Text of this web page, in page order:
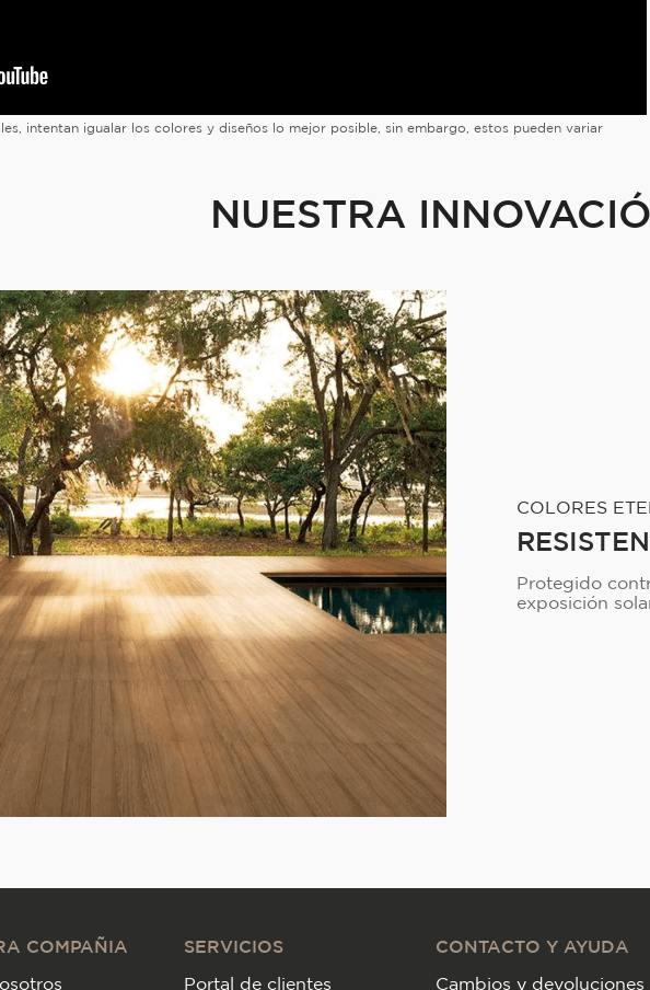
intentan igualar los colores y diseños lo mejor posible, sin embargo, estos pueden variar
NUESTRA
COLORES
Protegido
exposición
COMPAÑIA
SERVICIOS
Portal de clientes
CONTACTO Y AYUDA
Cambios y devoluciones